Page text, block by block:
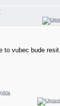
vubec bude